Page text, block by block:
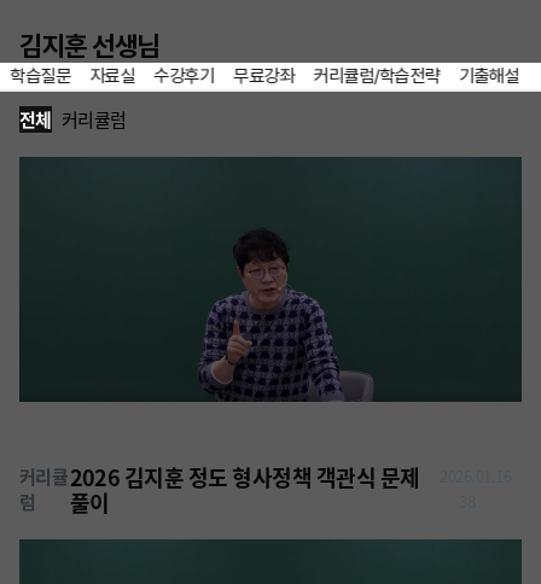
이전
김지훈 선생님
홈
즐겨찾기
학습질문 자료실 수강후기 무료강좌 커리큘럼/학습전략 기출해설
커리큘럼/학습전략 리스트
전체 커리큘럼
커리큘
럼
2026 김지훈 정도 형사정책 객관식 문제
풀이